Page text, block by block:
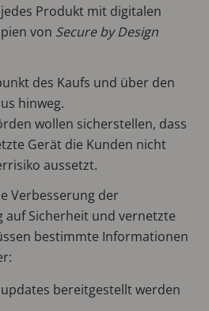
Produkt mit digitalen
von Secure by Design
des Kaufs und über den
hinweg.
wollen sicherstellen, dass
Gerät die Kunden nicht
aussetzt.
Verbesserung der
auf Sicherheit und vernetzte
bestimmte Informationen
bereitgestellt werden